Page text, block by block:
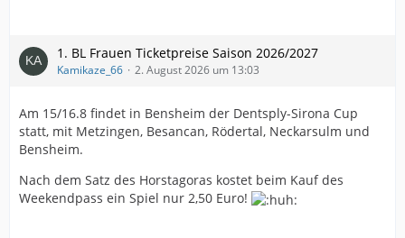
1. BL Frauen Ticketpreise Saison 2026/2027
Kamikaze_66 2. August 2026 um 13:03
Am 15/16.8 findet in Bensheim der Dentsply-Sirona Cup
statt, mit Metzingen, Besancan, Rödertal, Neckarsulm und
Bensheim.
Nach dem Satz des Horstagoras kostet beim Kauf des
Weekendpass ein Spiel nur 2,50 Euro!